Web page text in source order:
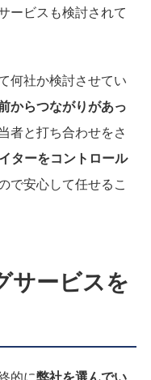
ービスも検討されて
何社か検討させてい
からつながりがあっ
者と打ち合わせをさ
ターをコントロール
で安心して任せるこ
サービスを
的に弊社を選んでい